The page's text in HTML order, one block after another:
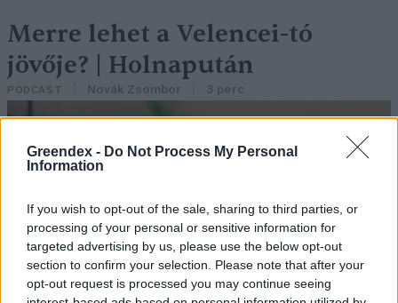
Greendex - Do Not Process My Personal
Information
If you wish to opt-out of the sale, sharing to third parties, or
processing of your personal or sensitive information for
targeted advertising by us, please use the below opt-out
section to confirm your selection. Please note that after your
opt-out request is processed you may continue seeing
Merre lehet a Velencei-tó
jövője? | Holnapután
PODCAST Novák Zsombor 3 perc